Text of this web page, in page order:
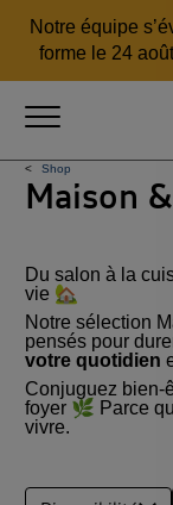
menu
contenu
page
Notre équipe
forme le 24
Ouvrir le menu
Shop
Maison
Du salon à la
vie 🏡
Notre sélection
pensés pour
votre quotidien
Conjuguez bien-
foyer 🌿 Parce
vivre.